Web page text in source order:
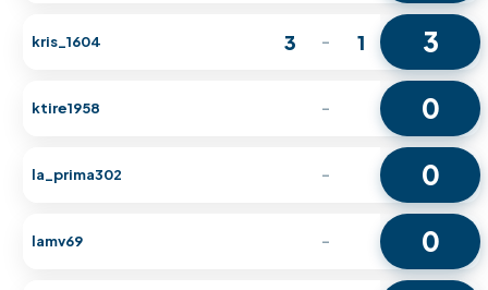
kris_1604 3 - 1 3
ktire1958 - 0
la_prima302 - 0
lamv69 - 0